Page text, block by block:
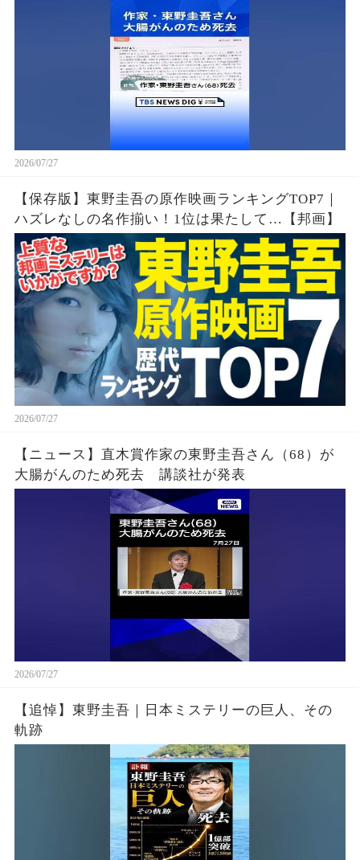
2026/07/27
【保存版】東野圭吾の原作映画ランキングTOP7｜
ハズレなしの名作揃い！1位は果たして…【邦画】
2026/07/27
【ニュース】直木賞作家の東野圭吾さん（68）が
大腸がんのため死去 講談社が発表
2026/07/27
【追悼】東野圭吾｜日本ミステリーの巨人、その
軌跡